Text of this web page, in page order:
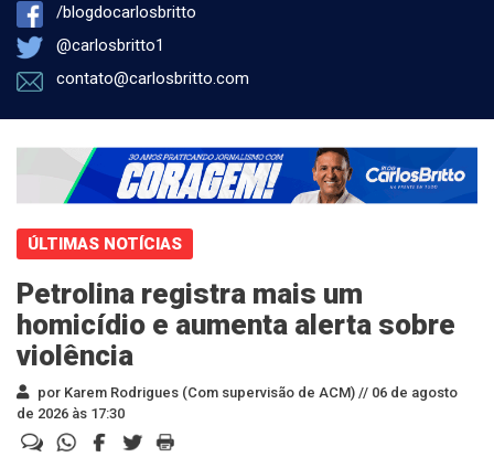
/blogdocarlosbritto
@carlosbritto1
contato@carlosbritto.com
ÚLTIMAS NOTÍCIAS
Petrolina registra mais um
homicídio e aumenta alerta sobre
violência
por Karem Rodrigues (Com supervisão de ACM) // 06 de agosto
de 2026 às 17:30